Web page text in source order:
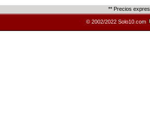
** Precios
© 2002/2022 Solo10.com